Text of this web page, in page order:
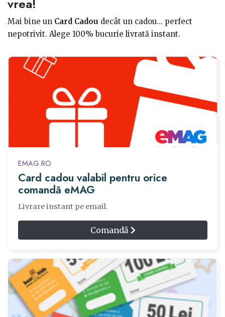
vrea!
Mai bine un Card Cadou decât un cadou... perfect
nepotrivit. Alege 100% bucurie livrată instant.
EMAG.RO
Card cadou valabil pentru orice
comandă eMAG
Livrare instant pe email.
Comandă